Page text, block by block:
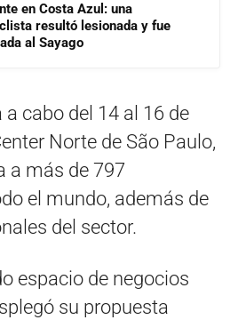
en Costa Azul: una
resultó lesionada y fue
al Sayago
a cabo del 14 al 16 de
Norte de São Paulo,
a más de 797
el mundo, además de
del sector.
espacio de negocios
su propuesta